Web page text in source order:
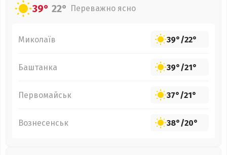
39° 22° Переважно ясно
Миколаїв 39°/22°
Баштанка 39°/21°
Первомайськ 37°/21°
Вознесенськ 38°/20°